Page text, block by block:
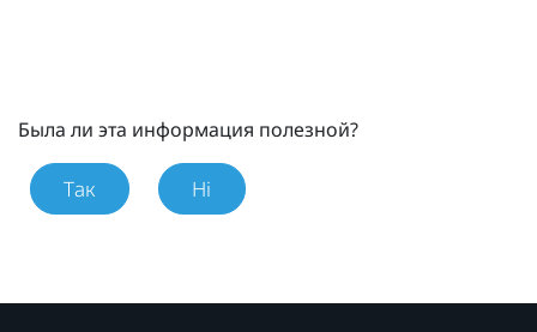
Была ли эта информация полезной?
Так Ні